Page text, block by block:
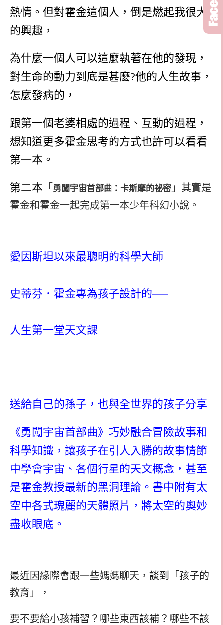
熱情。但對霍金這個人，倒是燃起我很大
的興趣，
為什麼一個人可以這麼執著在他的發現，
對生命的動力到底是甚麼?他的人生故事，
怎麼發病的，
跟第一個老婆相處的過程、互動的過程，
想知道更多霍金思考的方式也許可以看看
第一本。
第二本 「 勇闖宇宙首部曲：卡斯摩的祕密 」其實是
霍金和霍金一起完成第一本少年科幻小說。
愛因斯坦以來最聰明的科學大師
史蒂芬．霍金專為孩子設計的──
人生第一堂天文課
送給自己的孫子，也與全世界的孩子分享
《勇闖宇宙首部曲》巧妙融合冒險故事和
科學知識，讓孩子在引人入勝的故事情節
中學會宇宙、各個行星的天文概念，甚至
是霍金教授最新的黑洞理論。書中附有太
空中各式瑰麗的天體照片，將太空的奧妙
盡收眼底。
最近因緣際會跟一些媽媽聊天，談到「孩子的
教育」，
要不要給小孩補習？哪些東西該補？哪些不該